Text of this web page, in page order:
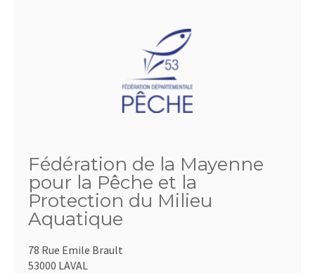
Fédération de la Mayenne
pour la Pêche et la
Protection du Milieu
Aquatique
78 Rue Emile Brault
53000 LAVAL